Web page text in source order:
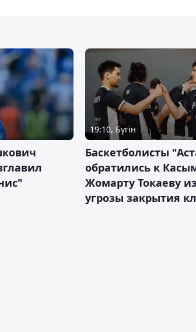
19:10, Бүгін
Баскетболисты
обратились к
Жомарту Токаеву
угрозы закрытия